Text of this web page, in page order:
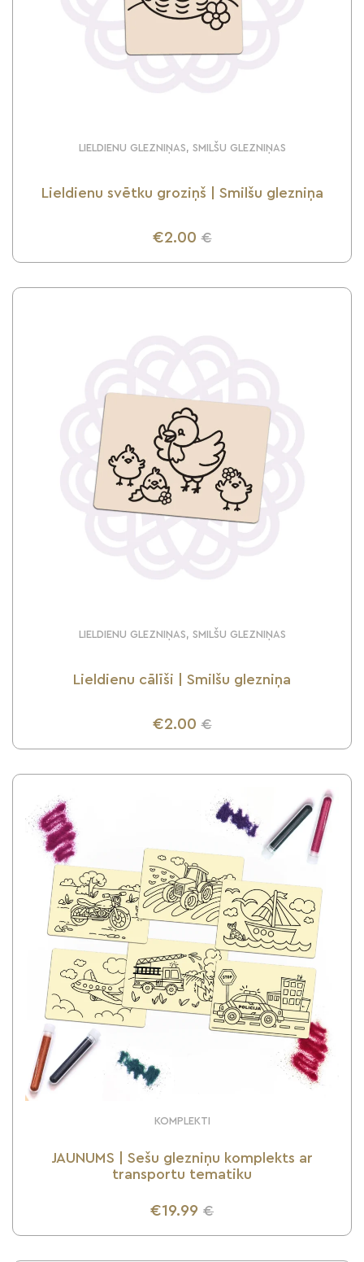
LIELDIENU GLEZNIŅAS, SMILŠU GLEZNIŅAS
Lieldienu svētku groziņš | Smilšu glezniņa
€2.00 €
UZZINI VAIRĀK
LIELDIENU GLEZNIŅAS, SMILŠU GLEZNIŅAS
Lieldienu cālīši | Smilšu glezniņa
€2.00 €
UZZINI VAIRĀK
KOMPLEKTI
JAUNUMS | Sešu glezniņu komplekts ar
transportu tematiku
€19.99 €
UZZINI VAIRĀK